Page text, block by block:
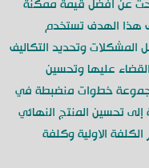
عن أفضل قيمة ممكنة
هذا الهدف تستخدم
وتحديد التكاليف
عليها وتحسين
خطوات منضبطة في
تحسين المنتج النهائي
الكلفة الاولية وكلفة